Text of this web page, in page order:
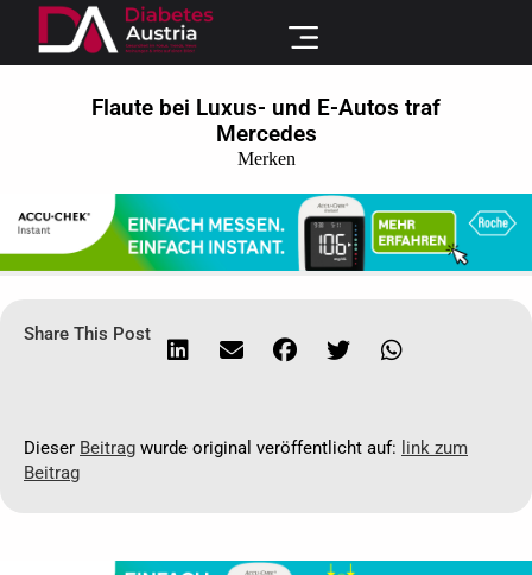
Flaute bei Luxus- und E-Autos traf
Mercedes
Merken
Share This Post
Dieser Beitrag wurde original veröffentlicht auf: link zum
Beitrag